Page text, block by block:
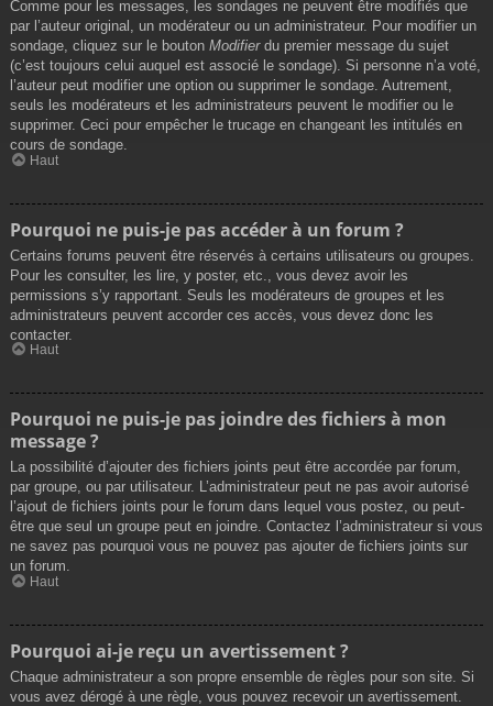
Comme pour les messages, les sondages ne peuvent être modifiés que
par l’auteur original, un modérateur ou un administrateur. Pour modifier un
sondage, cliquez sur le bouton Modifierdu premier message du sujet
(c’est toujours celui auquel est associé le sondage). Si personne n’a voté,
l’auteur peut modifier une option ou supprimer le sondage. Autrement,
seuls les modérateurs et les administrateurs peuvent le modifier ou le
supprimer. Ceci pour empêcher le trucage en changeant les intitulés en
cours de sondage.
Haut
Pourquoi ne puis-je pas accéder à un forum ?
Certains forums peuvent être réservés à certains utilisateurs ou groupes.
Pour les consulter, les lire, y poster, etc., vous devez avoir les
permissions s’y rapportant. Seuls les modérateurs de groupes et les
administrateurs peuvent accorder ces accès, vous devez donc les
contacter.
Haut
Pourquoi ne puis-je pas joindre des fichiers à mon
message ?
La possibilité d’ajouter des fichiers joints peut être accordée par forum,
par groupe, ou par utilisateur. L’administrateur peut ne pas avoir autorisé
l’ajout de fichiers joints pour le forum dans lequel vous postez, ou peut-
être que seul un groupe peut en joindre. Contactez l’administrateur si vous
ne savez pas pourquoi vous ne pouvez pas ajouter de fichiers joints sur
un forum.
Haut
Pourquoi ai-je reçu un avertissement ?
Chaque administrateur a son propre ensemble de règles pour son site. Si
vous avez dérogé à une règle, vous pouvez recevoir un avertissement.